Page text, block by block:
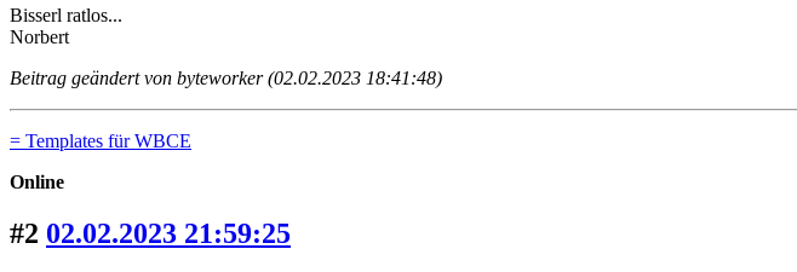
Bisserl ratlos...
Norbert
Beitrag geändert von byteworker (02.02.2023 18:41:48)
= Templates für WBCE
Online
#2 02.02.2023 21:59:25